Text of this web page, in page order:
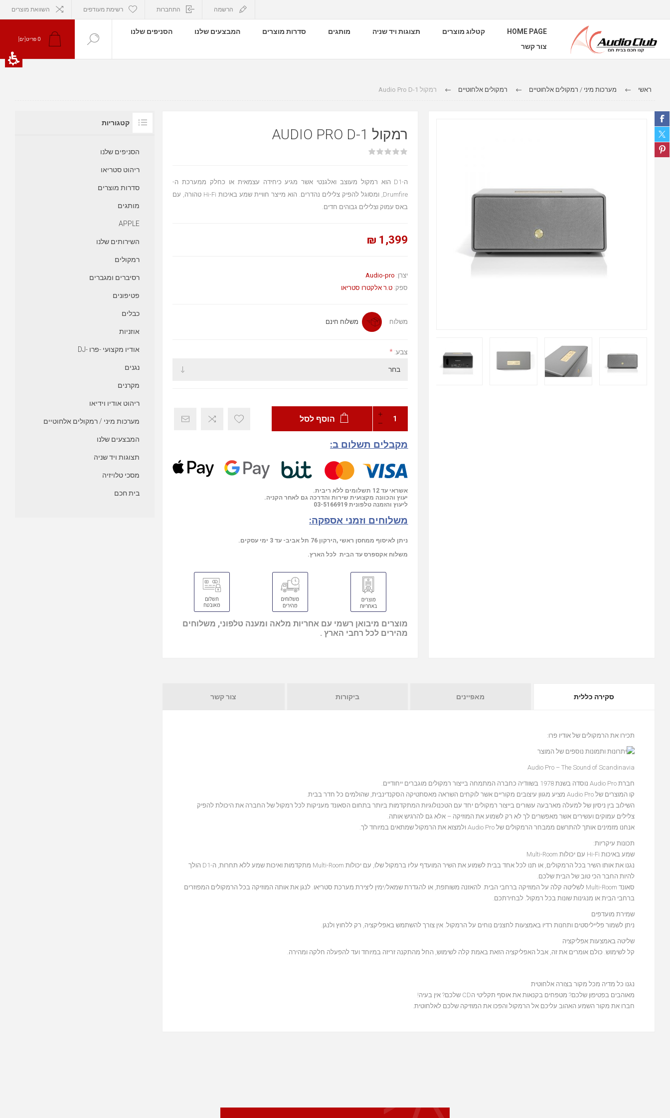
הרשמה התחברות רשימת מעודפים השוואת מוצרים
HOME PAGE קטלוג מוצרים תצוגות ויד שניה מותגים סדרות מוצרים המבצעים שלנו
הסניפים שלנו
צור קשר
0 פריט[ים]
ראשי מערכות מיני / רמקולים אלחוטיים רמקולים אלחוטיים רמקול Audio Pro D-1
רמקול AUDIO PRO D-1
ה-D1 הוא רמקול מעוצב ואלגנטי אשר מגיע כיחידה עצמאית או כחלק ממערכת ה-
Drumfire, ומסוגל להפיק צלילים נהדרים. הוא מייצר חוויית שמע באיכות Hi-Fi טהורה, עם
באס עמוק וצלילים גבוהים חדים.
1,399 ₪
יצרן: Audio-pro
ספק: ט.ר אלקטרו סטריאו
משלוח משלוח חינם
צבע: *
הוסף לסל
מקבלים תשלום ב:
אשראי עד 12 תשלומים ללא ריבית.
יעוץ והכוונה מקצועית שירות והדרכה גם לאחר הקניה.
ליעוץ והזמנה טלפונית 03-5166919
משלוחים וזמני אספקה:
ניתן לאיסוף ממחסן ראשי ,הירקון 76 תל אביב- עד 3 ימי עסקים.
משלוח אקספרס עד הבית לכל הארץ.
מוצרים מיבואן רשמי עם אחריות מלאה ומענה טלפוני, משלוחים
מהירים לכל רחבי הארץ .
סקירה כללית מאפיינים ביקורות צור קשר
תכירו את הרמקולים של אודיו פרו:
Audio Pro – The Sound of Scandinavia
חברת Audio Pro נוסדה בשנת 1978 בשוודיה כחברה המתמחה בייצור רמקולים מוגברים ייחודיים.
קו המוצרים של Audio Pro מציע מגוון עיצובים מקוריים אשר לוקחים השראה מאסתטיקה הסקנדינבית, שהולמים כל חדר בבית.
השילוב בין ניסיון של למעלה מארבעה עשורים בייצור רמקולים יחד עם הטכנולוגיות המתקדמות ביותר בתחום הסאונד מעניקות לכל רמקול של החברה את היכולת להפיק
צלילים עמוקים ועשירים אשר מאפשרים לך לא רק לשמוע את המוזיקה – אלא גם להרגיש אותה.
אנחנו מזמינים אותך להתרשם ממבחר הרמקולים של Audio Pro ולמצוא את הרמקול שמתאים במיוחד לך.
תכונות עיקריות:
שמע באיכות Hi-Fi עם יכולות Multi-Room
נגנו את אותו השיר בכל הרמקולים, או תנו לכל אחד בבית לשמוע את השיר המועדף עליו ברמקול שלו, עם יכולות Multi-Room מתקדמות ואיכות שמע ללא תחרות, ה-D1 הולך
להיות החבר הכי טוב של הבית שלכם.
סאונד Multi-Room לשליטה קלה על המוזיקה ברחבי הבית. להאזנה משותפת, או להגדרת שמאל/ימין ליצירת מערכת סטריאו. לנגן את אותה המוזיקה בכל הרמקולים המפוזרים
ברחבי הבית או מנגינות שונות בכל רמקול. לבחירתכם.
שמירת מועדפים
ניתן לשמור פלייליסטים ותחנות רדיו באמצעות לחצנים נוחים על הרמקול. אין צורך להשתמש באפליקציה, רק ללחוץ ולנגן.
שליטה באמצעות אפליקציה
קל לשימוש. כולם אומרים את זה, אבל האפליקציה הזאת באמת קלה לשימוש, החל מהתקנה זריזה במיוחד ועד להפעלה חלקה ומהירה.
נגנו כל מדיה מכל מקור בצורה אלחוטית
מאוהבים בפטיפון שלכם? מטפחים בקנאות את אוסף תקליטי הCD שלכם? אין בעיה!
חברו את מקור השמע האהוב עליכם אל הרמקול והפכו את המוזיקה שלכם לאלחוטית.
קטגוריות
הסניפים שלנו
ריהוט סטריאו
סדרות מוצרים
מותגים
APPLE
השירותים שלנו
רמקולים
רסיברים ומגברים
פטיפונים
כבלים
אוזניות
אודיו מקצועי -פרו -DJ
נגנים
מקרנים
ריהוט אודיו וידיאו
מערכות מיני / רמקולים אלחוטיים
המבצעים שלנו
תצוגות ויד שניה
מסכי טלויזיה
בית חכם